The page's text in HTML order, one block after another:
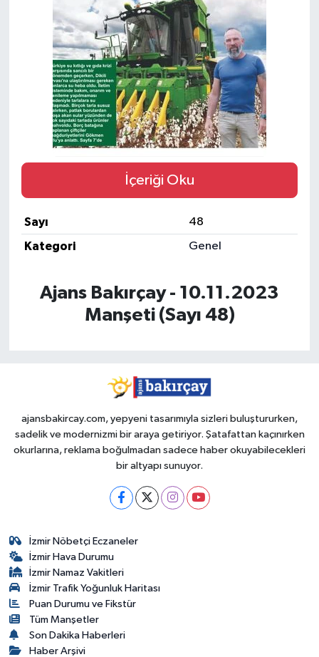
İçeriği Oku
Sayı
48
Kategori
Genel
Ajans Bakırçay - 10.11.2023
Manşeti (Sayı 48)
ajansbakircay.com, yepyeni tasarımıyla sizleri buluştururken,
sadelik ve modernizmi bir araya getiriyor. Şatafattan kaçınırken
okurlarına, reklama boğulmadan sadece haber okuyabilecekleri
bir altyapı sunuyor.
İzmir Nöbetçi Eczaneler
İzmir Hava Durumu
İzmir Namaz Vakitleri
İzmir Trafik Yoğunluk Haritası
Puan Durumu ve Fikstür
Tüm Manşetler
Son Dakika Haberleri
Haber Arşivi